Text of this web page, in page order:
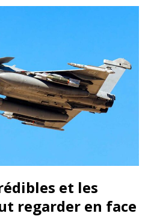
et les
regarder en face